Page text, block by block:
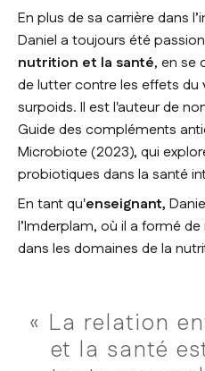
En plus de sa carrière dans
Daniel a toujours été
nutrition et la santé, en se
de lutter contre les effets du
surpoids. Il est l'auteur de
Guide des compléments
Microbiote (2023), qui
probiotiques dans la santé
En tant qu'enseignant,
l’Imderplam, où il a formé
dans les domaines de la
« La relation
et la santé